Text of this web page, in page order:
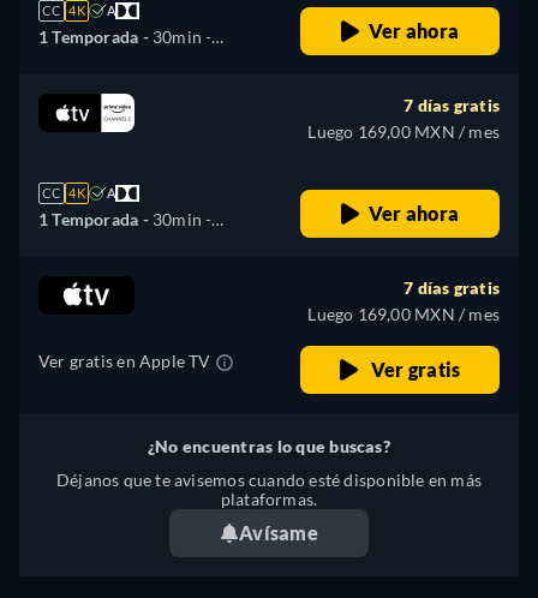
CC 4K A
1 Temporada - 30min -
Francés, Italiano, Japonés,
Portugués
Ver ahora
CC 4K A
1 Temporada - 30min -
Francés, Italiano, Japonés,
Portugués
7 días gratis
Luego 169,00 MXN / mes
Ver ahora
Ver gratis en Apple TV
7 días gratis
Luego 169,00 MXN / mes
Ver gratis
¿No encuentras lo que buscas?
Déjanos que te avisemos cuando esté disponible en más
plataformas.
Avísame